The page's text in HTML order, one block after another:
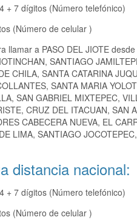
+ 7 dígitos (Número telefónico)
(Número de celular )
llamar a PASO DEL JIOTE
SANTIAGO
CHILA, SANTA CATARINA
SANTA MARIA
SAN GABRIEL MIXTEPEC,
CRUZ DEL ITACUAN, SAN
CABECERA NUEVA, EL
LIMA, SANTIAGO
distancia nacional:
+ 7 dígitos (Número telefónico)
(Número de celular )